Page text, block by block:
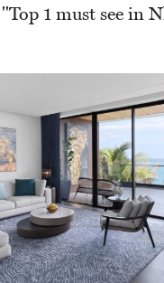
1 must see in